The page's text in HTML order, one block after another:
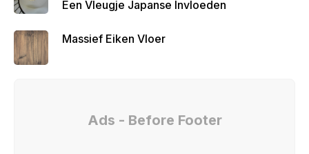
Een Vleugje Japanse Invloeden
Massief Eiken Vloer
Ads - Before Footer